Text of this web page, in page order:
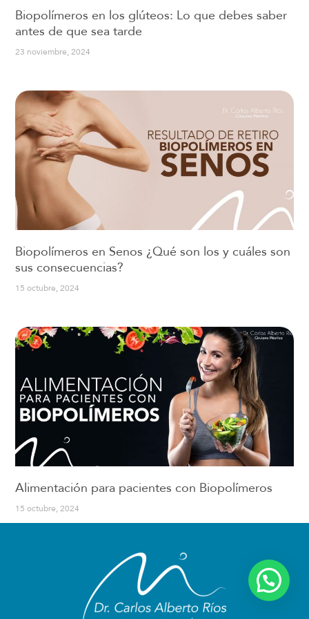
Biopolímeros en los glúteos: Lo que debes saber
antes de que sea tarde
23 noviembre, 2024
Biopolímeros en Senos ¿Qué son los y cuáles son
sus consecuencias?
15 octubre, 2024
Alimentación para pacientes con Biopolímeros
15 octubre, 2024